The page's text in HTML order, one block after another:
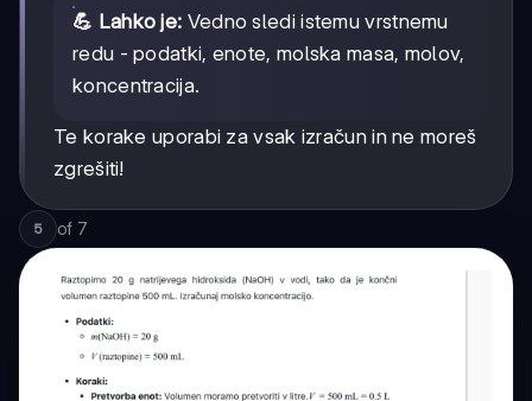
💪 Lahko je: Vedno sledi istemu vrstnemu
redu - podatki, enote, molska masa, molov,
koncentracija.
Te korake uporabi za vsak izračun in ne moreš
zgrešiti!
5 of 7